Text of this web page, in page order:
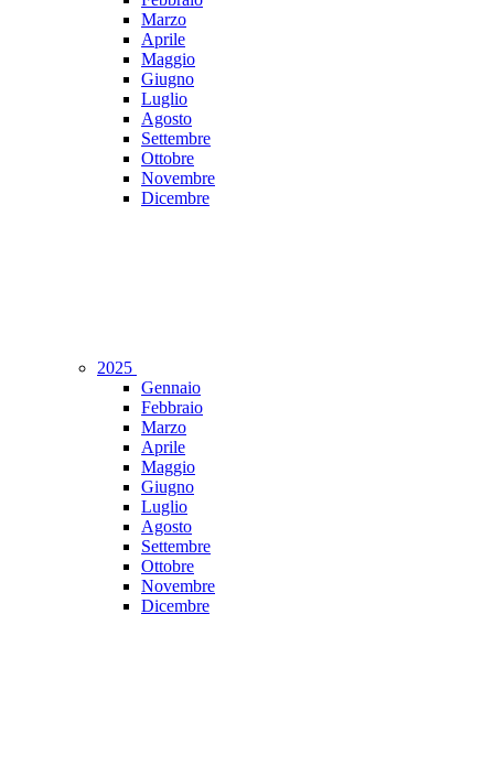
Marzo
Aprile
Maggio
Giugno
Luglio
Agosto
Settembre
Ottobre
Novembre
Dicembre
2025
Gennaio
Febbraio
Marzo
Aprile
Maggio
Giugno
Luglio
Agosto
Settembre
Ottobre
Novembre
Dicembre